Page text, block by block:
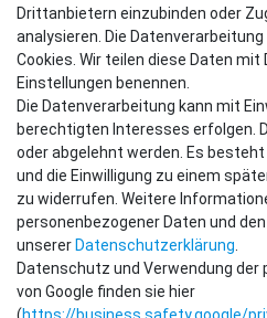
Drittanbietern einzubinden oder
analysieren. Die
Cookies. Wir teilen diese Daten mit
Einstellungen benennen.
Die Datenverarbeitung kann mit
berechtigten Interesses erfolgen.
oder abgelehnt werden. Es
und die Einwilligung zu einem
zu widerrufen. Weitere
personenbezogener Daten und
unserer Daten­schutz­erklärung
Datenschutz und Verwendung der
von Google finden sie hier